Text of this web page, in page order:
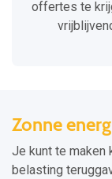
offertes te
Zonne
Je kunt te
belasting